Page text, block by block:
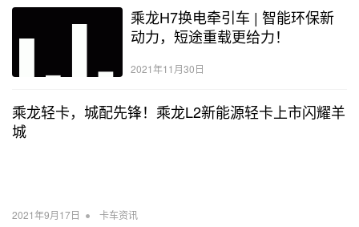
乘龙H7换电牵引车 | 智能环保新
动力，短途重载更给力！
2021年11月30日
乘龙轻卡，城配先锋！乘龙L2新能源轻卡上市闪耀羊
城
2021年9月17日 • 卡车资讯